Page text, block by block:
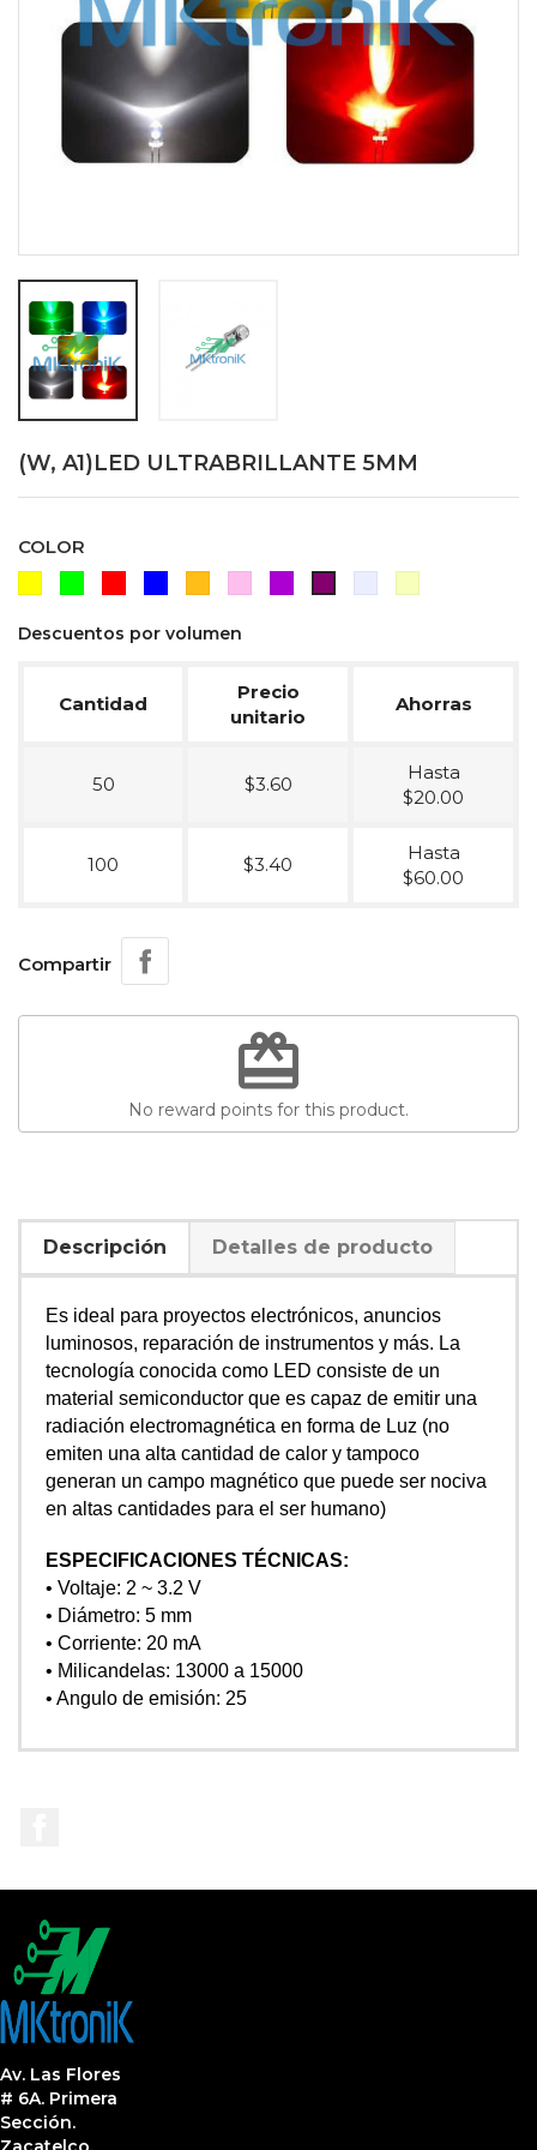
(W, A1)LED ULTRABRILLANTE 5MM
COLOR
Descuentos por volumen
Cantidad
Precio
unitario
Ahorras
50 $3.60
Hasta
$20.00
100 $3.40
Hasta
$60.00
Compartir
redeem
No reward points for this product.
Descripción Detalles de producto
Es ideal para proyectos electrónicos, anuncios
luminosos, reparación de instrumentos y más. La
tecnología conocida como LED consiste de un
material semiconductor que es capaz de emitir una
radiación electromagnética en forma de Luz (no
emiten una alta cantidad de calor y tampoco
generan un campo magnético que puede ser nociva
en altas cantidades para el ser humano)
ESPECIFICACIONES TÉCNICAS:
• Voltaje: 2 ~ 3.2 V
• Diámetro: 5 mm
• Corriente: 20 mA
• Milicandelas: 13000 a 15000
• Angulo de emisión: 25
Av. Las Flores
# 6A. Primera
Sección.